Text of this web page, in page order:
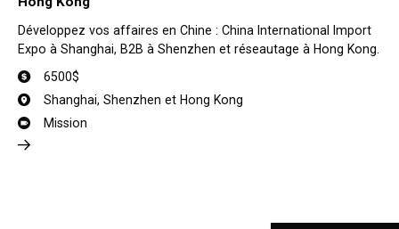
Développez vos affaires en Chine : China International Import
Expo à Shanghai, B2B à Shenzhen et réseautage à Hong Kong.
6500$
Shanghai, Shenzhen et Hong Kong
Mission